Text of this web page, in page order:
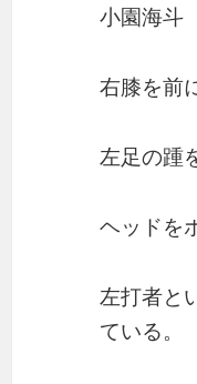
小園海斗
右膝を前
左足の踵
ヘッドを
左打者と
ている。